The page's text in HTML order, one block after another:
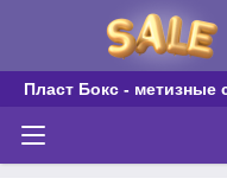
Пласт Бокс - метизные